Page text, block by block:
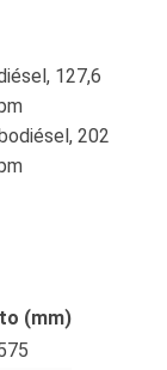
127,6
202
(mm)